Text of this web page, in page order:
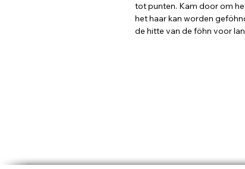
tot punten. Kam door om
het haar kan worden
de hitte van de föhn voor